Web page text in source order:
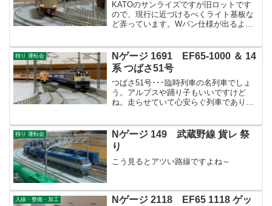
KATOのサンライズですが旧ロットです
ので、現行に近づけるべくライト基板な
ど弄っています。Wパン仕様が出るよう
独り 運転会
Nゲージ 1691 EF65-1000 ＆ 14
系 つばさ51号
つばさ51号･･･臨時列車の名列車でしょ
う。アルプスや踊り子もいいですけど
ね。走らせていて心安らぐ列車でありま
独り 運転会
Nゲージ 149 武蔵野線 貨レ 祭
り
こう見るとアツい路線ですよね～
入線・整備・加工
Nゲージ 2118 EF65 1118 ゲッ